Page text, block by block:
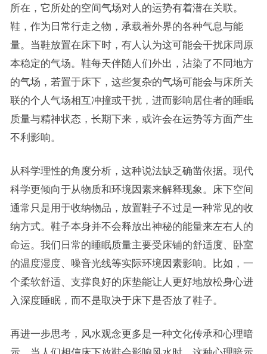
所在，它所处的空间气场对人的运势有着潜在关联。
鞋，作为日常行走之物，承载着外界的各种气息与能
量。当鞋放置在床下时，有人认为这可能会干扰床周原
本稳定的气场。鞋每天伴随人们外出，沾染了不同地方
的气场，若置于床下，这些复杂的气场可能会与床所关
联的个人气场相互冲撞或干扰，进而影响居住者的睡眠
质量与精神状态，长期下来，或许会在运势等方面产生
不利影响。
从科学理性的角度分析，这种说法缺乏确凿依据。现代
科学更倾向于从物质和环境因素来解释现象。床下空间
通常只是用于收纳物品，放置鞋子不过是一种常见的收
纳方式。鞋子本身并不会释放出神秘的能量来左右人的
命运。我们日常的睡眠质量主要受床铺的舒适度、卧室
的温度湿度、噪音光线等实际环境因素影响。比如，一
个柔软舒适、支撑良好的床垫能让人更好地放松身心进
入深度睡眠，而不是取决于床下是否放了鞋子。
再进一步思考，风水观念更多是一种文化传承和心理暗